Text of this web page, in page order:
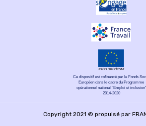
Ce dispositif est cofinancé par le Fonds
Européen dans le cadre du Programme
opérationnel national "Emploi et inclusion"
2014-2020
Copyright 2021 © propulsé par